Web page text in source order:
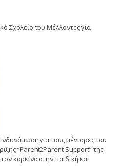
Σχολείο του Μέλλοντος για
για τους μέντορες του
“Parent2Parent Support” της
καρκίνο στην παιδική και